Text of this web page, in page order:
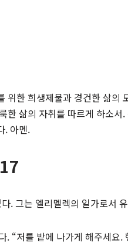
위한 희생제물과 경건한 삶의
한 삶의 자취를 따르게 하소
. 아멘.
. 그는 엘리멜렉의 일가로서
. “저를 밭에 나가게 해주세요